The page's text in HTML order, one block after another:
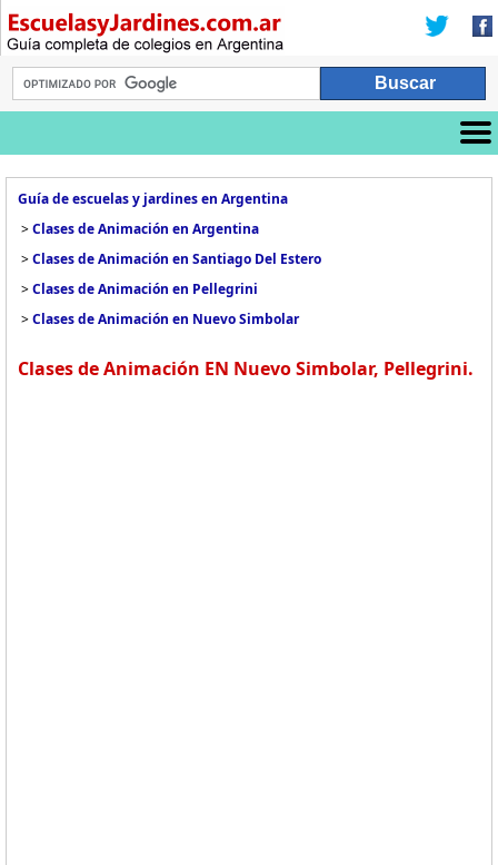
Guía de escuelas y jardines en Argentina
>Clases de Animación en Argentina
>Clases de Animación en Santiago Del Estero
>Clases de Animación en Pellegrini
>Clases de Animación en Nuevo Simbolar
Clases de Animación EN Nuevo Simbolar, Pellegrini.